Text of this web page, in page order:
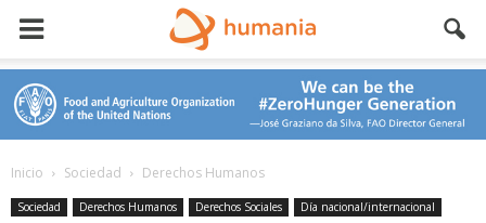
Inicio Sociedad Derechos Humanos
Sociedad Derechos Humanos Derechos Sociales Día nacional/internacional